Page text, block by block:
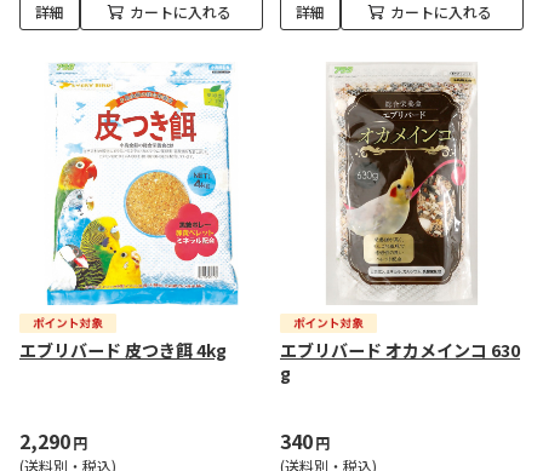
詳細 カートに入れる 詳細 カートに入れる
エブリバード 皮つき餌 4kg
2,290円
(送料別・税込)
エブリバード オカメインコ 630
g
340円
(送料別・税込)